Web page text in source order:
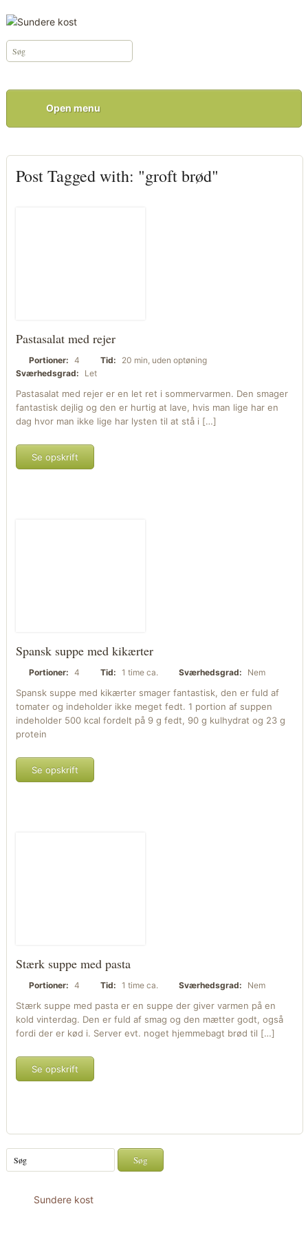
Open menu
Post Tagged with: "groft brød"
Pastasalat med rejer
Portioner: 4 Tid:
20 min, uden optøning
Sværhedsgrad:
Let
Pastasalat med rejer er en let ret i sommervarmen. Den smager
fantastisk dejlig og den er hurtig at lave, hvis man lige har en
dag hvor man ikke lige har lysten til at stå i […]
Se opskrift
Spansk suppe med kikærter
Portioner: 4 Tid: 1 time ca. Sværhedsgrad: Nem
Spansk suppe med kikærter smager fantastisk, den er fuld af
tomater og indeholder ikke meget fedt. 1 portion af suppen
indeholder 500 kcal fordelt på 9 g fedt, 90 g kulhydrat og 23 g
protein
Se opskrift
Stærk suppe med pasta
Portioner: 4 Tid: 1 time ca. Sværhedsgrad: Nem
Stærk suppe med pasta er en suppe der giver varmen på en
kold vinterdag. Den er fuld af smag og den mætter godt, også
fordi der er kød i. Server evt. noget hjemmebagt brød til […]
Se opskrift
Sundere kost